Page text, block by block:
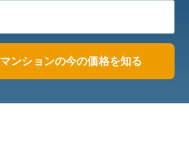
マンションの今の価格を知る